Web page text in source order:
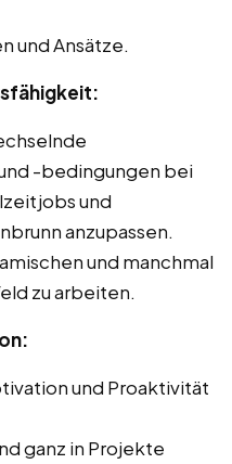
und Ansätze.
-bedingungen bei
und
anzupassen.
und manchmal
zu arbeiten.
und Proaktivität
ganz in Projekte